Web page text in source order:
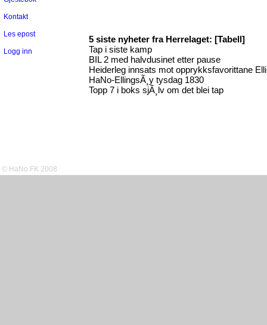
Kontakt
Les epost
Logg inn
5 siste nyheter fra Herrelaget: [Tabell]
Tap i siste kamp
BIL 2 med halvdusinet etter pause
Heiderleg innsats mot opprykksfavorittane
HaNo-EllingsÃ¸y tysdag 1830
Topp 7 i boks sjÃ¸lv om det blei tap
© HaNo FK 2008